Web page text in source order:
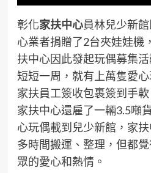
彰化家扶中心員林兒少新
心業者捐贈了2台夾娃娃機
扶中心因此發起玩偶募集
短短一周，就有上萬隻愛
家扶員工簽收包裹簽到手
家扶中心還雇了一輛3.5噸
心玩偶載到兒少新館，家
多時間搬運、整理，但都
眾的愛心和熱情。